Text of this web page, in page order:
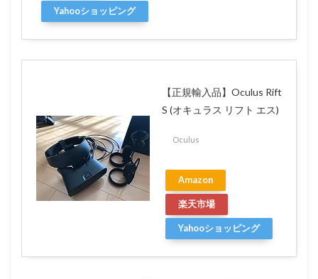
Yahooショッピング
【正規輸入品】Oculus Rift
S (オキュラス リフト エス)
Oculus
Amazon
楽天市場
Yahooショッピング